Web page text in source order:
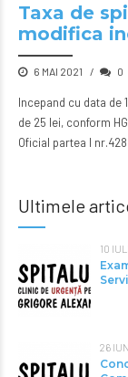
Taxa de
modifica
6 MAI 2021 0
Incepand cu data de
de 25 lei, conform
Oficial partea I
Ultimele
10
26